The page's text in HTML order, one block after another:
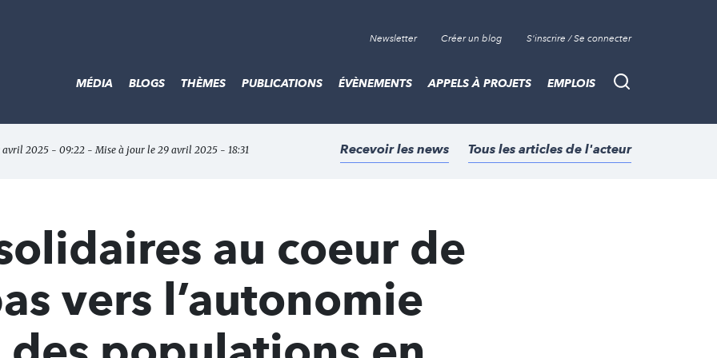
Newsletter Créer un blog S'inscrire / Se connecter
Recherche
MÉDIA BLOGS THÈMES PUBLICATIONS ÉVÈNEMENTS APPELS À PROJETS EMPLOIS
avril 2025 - 09:22 - Mise à jour le 29 avril 2025 - 18:31 Recevoir les news Tous les articles de l'acteur
au coeur de
vers l’autonomie